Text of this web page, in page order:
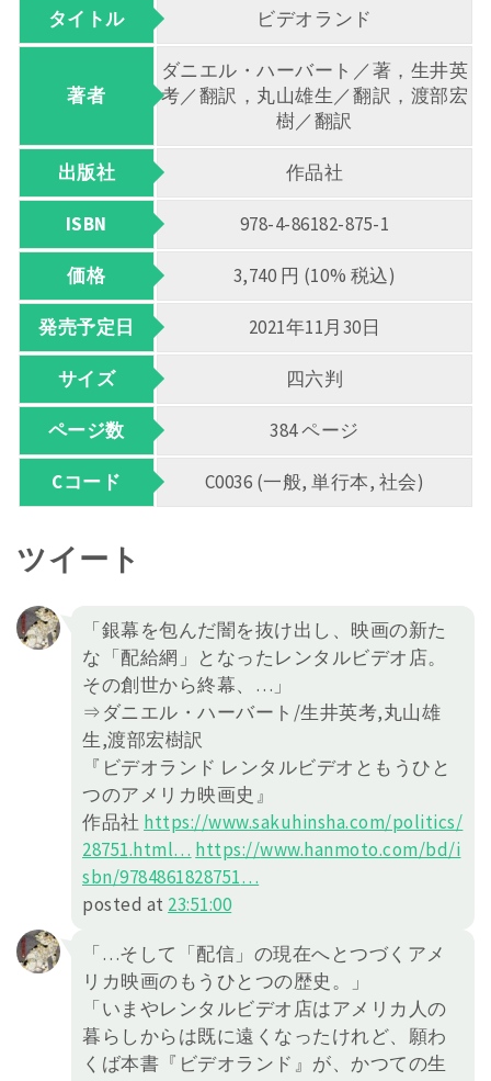
タイトル ビデオランド
著者
ダニエル・ハーバート／著，生井英
考／翻訳，丸山雄生／翻訳，渡部宏
樹／翻訳
出版社 作品社
ISBN 978-4-86182-875-1
価格 3,740 円 (10% 税込)
発売予定日 2021年11月30日
サイズ 四六判
ページ数 384 ページ
Cコード C0036 (一般, 単行本, 社会)
ツイート
「銀幕を包んだ闇を抜け出し、映画の新た
な「配給網」となったレンタルビデオ店。
その創世から終幕、…」
⇒ダニエル・ハーバート/生井英考,丸山雄
生,渡部宏樹訳
『ビデオランド レンタルビデオともうひと
つのアメリカ映画史』
作品社 https://www.sakuhinsha.com/politics/
28751.html… https://www.hanmoto.com/bd/i
sbn/9784861828751…
posted at 23:51:00
「…そして「配信」の現在へとつづくアメ
リカ映画のもうひとつの歴史。」
「いまやレンタルビデオ店はアメリカ人の
暮らしからは既に遠くなったけれど、願わ
くば本書『ビデオランド』が、かつての生